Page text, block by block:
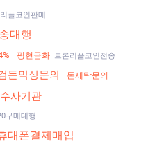
리플코인판매
대행
핑현금화 트론리플코인전송
돈믹싱문의 돈세탁문의
사기관
구매대행
대폰결제매입